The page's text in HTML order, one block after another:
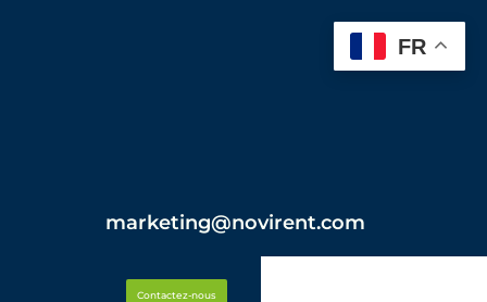
marketing@novirent.com
Contactez-nous
FR